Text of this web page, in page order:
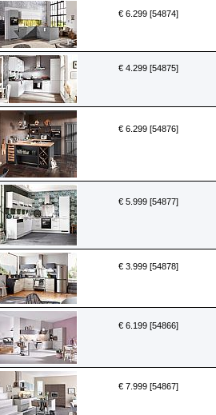
€ 6.299 [54874]
€ 4.299 [54875]
€ 6.299 [54876]
€ 5.999 [54877]
€ 3.999 [54878]
€ 6.199 [54866]
€ 7.999 [54867]